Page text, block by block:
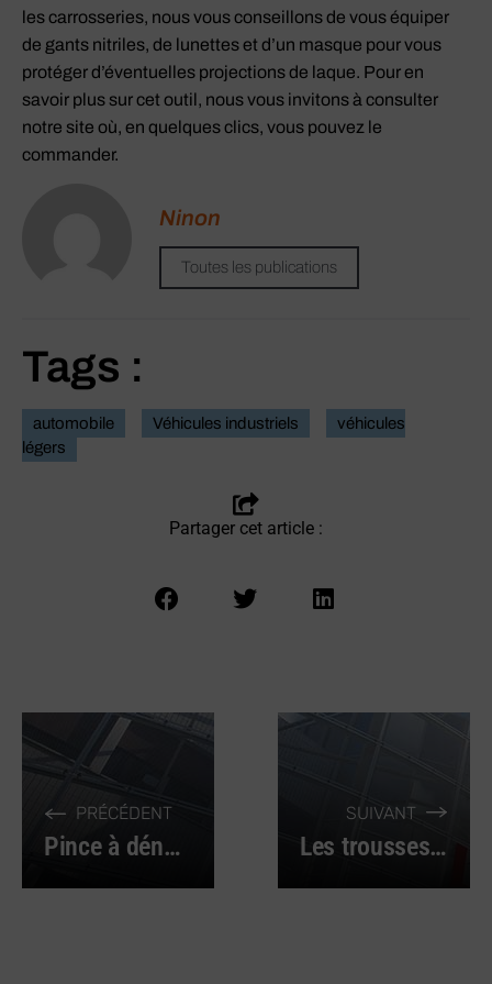
les carrosseries, nous vous conseillons de vous équiper
de gants nitriles, de lunettes et d’un masque pour vous
protéger d’éventuelles projections de laque. Pour en
savoir plus sur cet outil, nous vous invitons à consulter
notre site où, en quelques clics, vous pouvez le
commander.
Ninon
Toutes les publications
Tags :
automobile Véhicules industriels
véhicules
légers
Partager cet article :
PRÉCÉDENT
Pince à dénuder : quels sont les avantages du modèle automatique ?
SUIVANT
Les trousses de premiers secours, des fournitures indispensables pour les professionnels !